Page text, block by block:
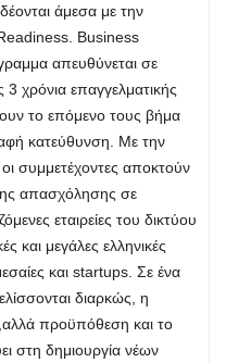
άμεσα με την
Business
απευθύνεται σε
χρόνια επαγγελματικής
το επόμενο τους βήμα
κατεύθυνση. Με την
συμμετέχοντες αποκτούν
απασχόλησης σε
εταιρείες του δικτύου
και μεγάλες ελληνικές
και startups. Σε ένα
διαρκώς, η
,αλλά προϋπόθεση και το
στη δημιουργία νέων